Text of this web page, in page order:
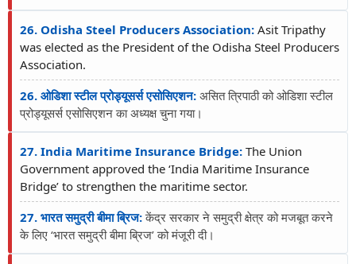
26. Odisha Steel Producers Association: Asit Tripathy
was elected as the President of the Odisha Steel Producers
Association.
26. ओडिशा स्टील प्रोड्यूसर्स एसोसिएशन: असित त्रिपाठी को ओडिशा स्टील
प्रोड्यूसर्स एसोसिएशन का अध्यक्ष चुना गया।
27. India Maritime Insurance Bridge: The Union
Government approved the ‘India Maritime Insurance
Bridge’ to strengthen the maritime sector.
27. भारत समुद्री बीमा ब्रिज:केंद्र सरकार ने समुद्री क्षेत्र को मजबूत करने
के लिए ‘भारत समुद्री बीमा ब्रिज’ को मंजूरी दी।